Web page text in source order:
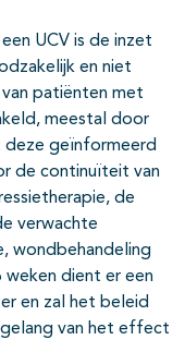
UCV is de inzet
en niet
patiënten met
meestal door
deze geïnformeerd
de continuïteit van
de
verwachte
wondbehandeling
dient er een
en zal het beleid
van het effect